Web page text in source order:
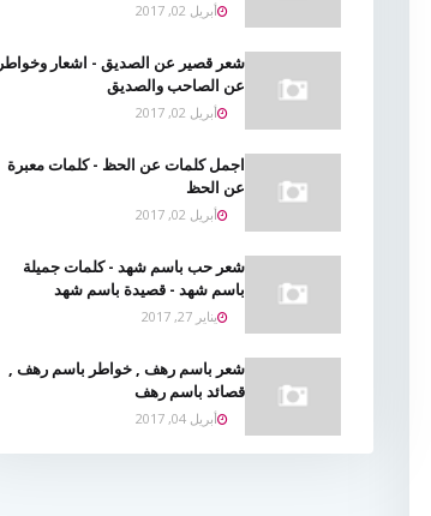
أبريل 02, 2017
شعر قصير عن الصديق - اشعار وخواطر
عن الصاحب والصديق
أبريل 02, 2017
اجمل كلمات عن الحظ - كلمات معبرة
عن الحظ
أبريل 02, 2017
شعر حب باسم شهد - كلمات جميلة
باسم شهد - قصيدة باسم شهد
يناير 27, 2017
شعر باسم رهف , خواطر باسم رهف ,
قصائد باسم رهف
أبريل 04, 2017